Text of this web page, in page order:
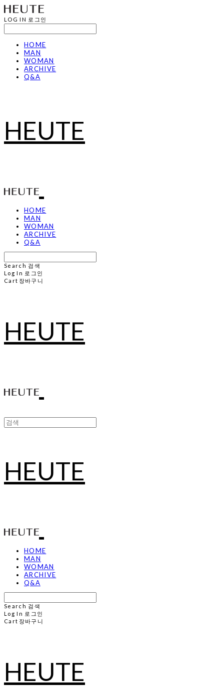
LOG IN 로그인
HOME
MAN
WOMAN
ARCHIVE
Q&A
HEUTE
HOME
MAN
WOMAN
ARCHIVE
Q&A
Search 검색
Log In 로그인
Cart 장바구니
HEUTE
HEUTE
HOME
MAN
WOMAN
ARCHIVE
Q&A
Search 검색
Log In 로그인
Cart 장바구니
HEUTE